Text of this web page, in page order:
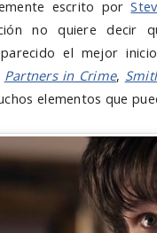
escrito por
no quiere decir
el mejor
Partners in Crime,
elementos que